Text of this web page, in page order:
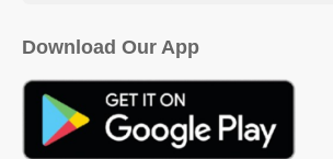
Download Our App